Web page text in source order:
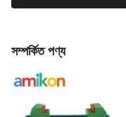
সম্পর্কিত পণ্য